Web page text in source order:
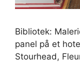
Bibliotek:
panel på et
Stourhead,